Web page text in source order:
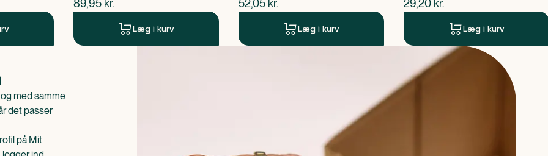
$nuværende pris
89,95 kr.
Læg i kurv
$nuværende pris
52,05 kr.
Læg i kurv
$nuværende pris
29,20 kr.
Læg i kurv
med samme
det passer
på Mit